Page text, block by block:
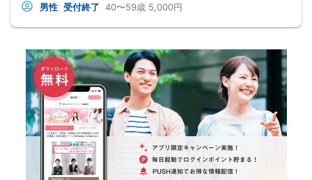
男性 受付終了 40〜59歳 5,000円